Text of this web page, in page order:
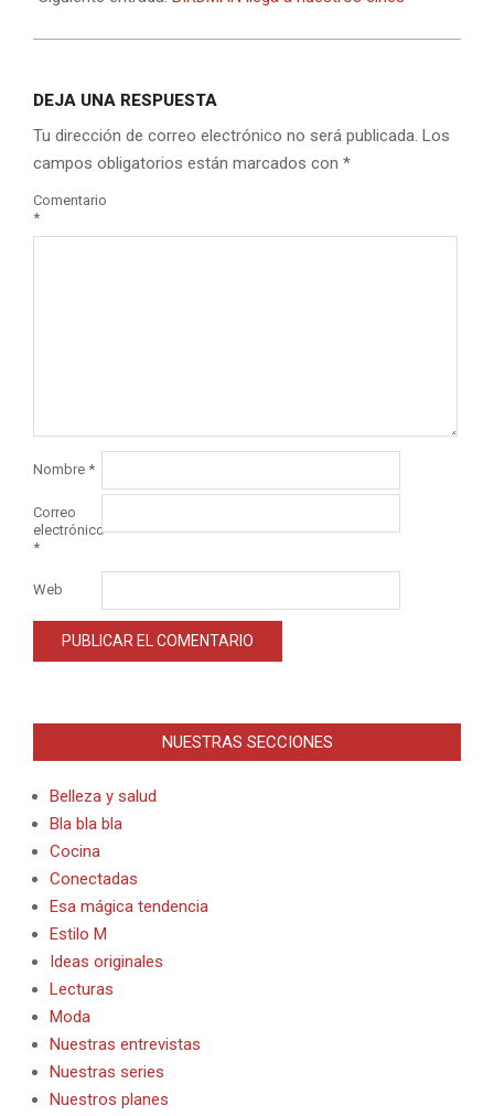
DEJA UNA RESPUESTA
Tu dirección de correo electrónico no será publicada. Los
campos obligatorios están marcados con *
Comentario
*
Nombre *
Correo
electrónico
*
Web
NUESTRAS SECCIONES
Belleza y salud
Bla bla bla
Cocina
Conectadas
Esa mágica tendencia
Estilo M
Ideas originales
Lecturas
Moda
Nuestras entrevistas
Nuestras series
Nuestros planes